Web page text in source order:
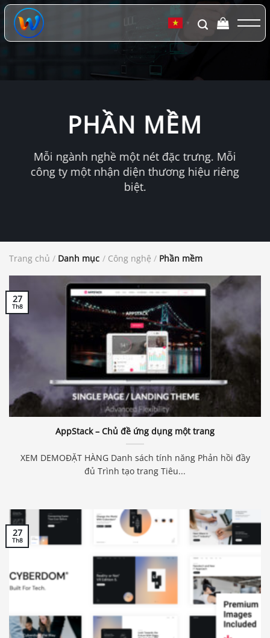
Chuyển
đến
dung
▼
PHẦN MỀM
Mỗi ngành nghề một nét đặc trưng. Mỗi
công ty một nhận diện thương hiệu riêng
biệt.
Trang chủ / Danh mục / Công nghệ / Phần mềm
AppStack – Chủ đề ứng dụng một trang
XEM DEMOĐẶT HÀNG Danh sách tính năng Phản hồi đầy
đủ Trình tạo trang Tiêu...
27
Th8
27
Th8